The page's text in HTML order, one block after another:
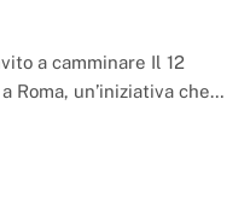
a camminare Il 12
Roma, un’iniziativa che…